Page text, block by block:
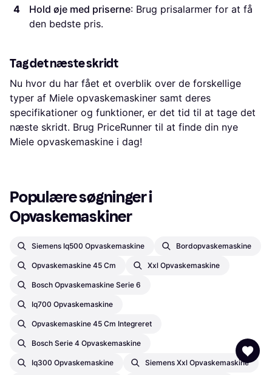
Hold øje med priserne: Brug prisalarmer for at få
den bedste pris.
Tag det næste skridt
Nu hvor du har fået et overblik over de forskellige
typer af Miele opvaskemaskiner samt deres
specifikationer og funktioner, er det tid til at tage det
næste skridt. Brug PriceRunner til at finde din nye
Miele opvaskemaskine i dag!
Populære søgninger i
Opvaskemaskiner
Siemens Iq500 Opvaskemaskine Bordopvaskemaskine
Opvaskemaskine 45 Cm Xxl Opvaskemaskine
Bosch Opvaskemaskine Serie 6
Iq700 Opvaskemaskine
Opvaskemaskine 45 Cm Integreret
Bosch Serie 4 Opvaskemaskine
Iq300 Opvaskemaskine Siemens Xxl Opvaskemaskine